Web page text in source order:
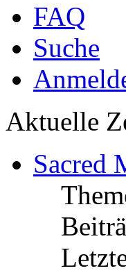
FAQ
Suche
Aktuelle
Sacred